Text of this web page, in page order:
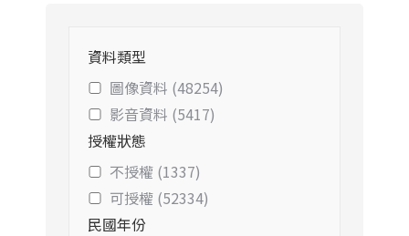
資料類型
圖像資料 (48254)
影音資料 (5417)
授權狀態
不授權 (1337)
可授權 (52334)
民國年份